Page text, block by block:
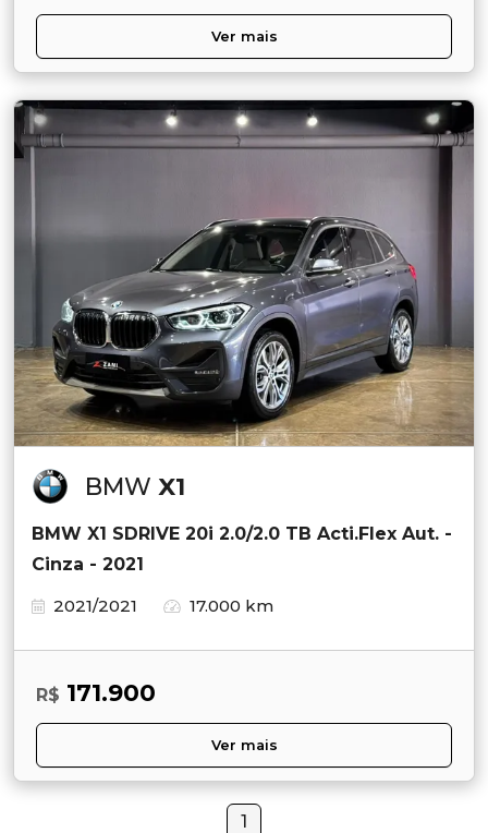
Ver mais
BMW X1
BMW X1 SDRIVE 20i 2.0/2.0 TB Acti.Flex Aut. -
Cinza - 2021
2021/2021
17.000 km
R$ 171.900
Ver mais
1